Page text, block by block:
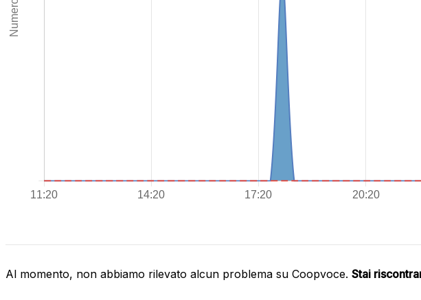
Al momento, non abbiamo rilevato alcun problema su Coopvoce. Stai